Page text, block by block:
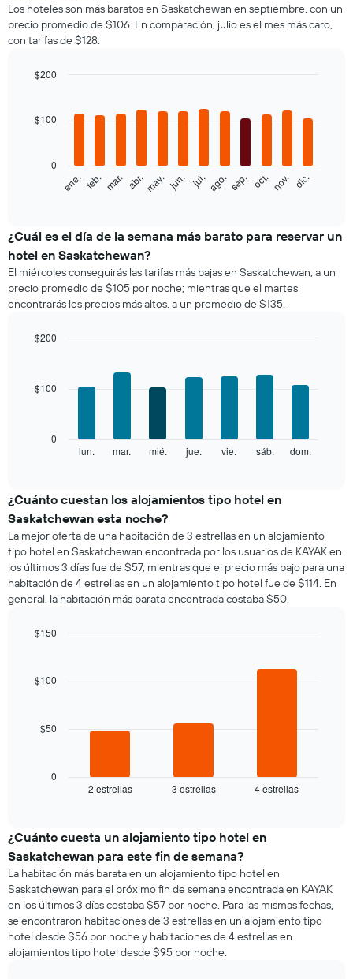
Los hoteles son más baratos en Saskatchewan en septiembre, con un
precio promedio de $106. En comparación, julio es el mes más caro,
con tarifas de $128.
with
siguiente
el
promedio
de
una
habitación
mes
muestra
El
gráfico
muestra
1
eje
Y
que
indica
precio
una
ene. feb. mar. abr.may. jun. jul. ago. sep. oct. nov. dic.
0
$100
$200
¿Cuál es el día de la semana más barato para reservar un
hotel en Saskatchewan?
El miércoles conseguirás las tarifas más bajas en Saskatchewan, a un
precio promedio de $105 por noche; mientras que el martes
encontrarás los precios más altos, a un promedio de $135.
el
promedio
de
una
habitación
por
cada
de
El
gráfico
eje
indica
la
semana.
El
gráfico
muestra
eje
Y
que
lun. mar. mié. jue. vie. sáb. dom.
0
$100
$200
¿Cuánto cuestan los alojamientos tipo hotel en
Saskatchewan esta noche?
La mejor oferta de una habitación de 3 estrellas en un alojamiento
tipo hotel en Saskatchewan encontrada por los usuarios de KAYAK en
los últimos 3 días fue de $57, mientras que el precio más bajo para una
habitación de 4 estrellas en un alojamiento tipo hotel fue de $114. En
general, la habitación más barata encontrada costaba $50.
with
muestra
de
una
habitación
para
esta
noche,
calculado
a
partir
2 estrellas 3 estrellas 4 estrellas
0
$50
$100
$150
¿Cuánto cuesta un alojamiento tipo hotel en
Saskatchewan para este fin de semana?
La habitación más barata en un alojamiento tipo hotel en
Saskatchewan para el próximo fin de semana encontrada en KAYAK
en los últimos 3 días costaba $57 por noche. Para las mismas fechas,
se encontraron habitaciones de 3 estrellas en un alojamiento tipo
hotel desde $56 por noche y habitaciones de 4 estrellas en
alojamientos tipo hotel desde $95 por noche.